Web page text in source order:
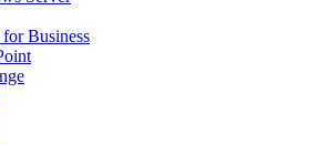
Business